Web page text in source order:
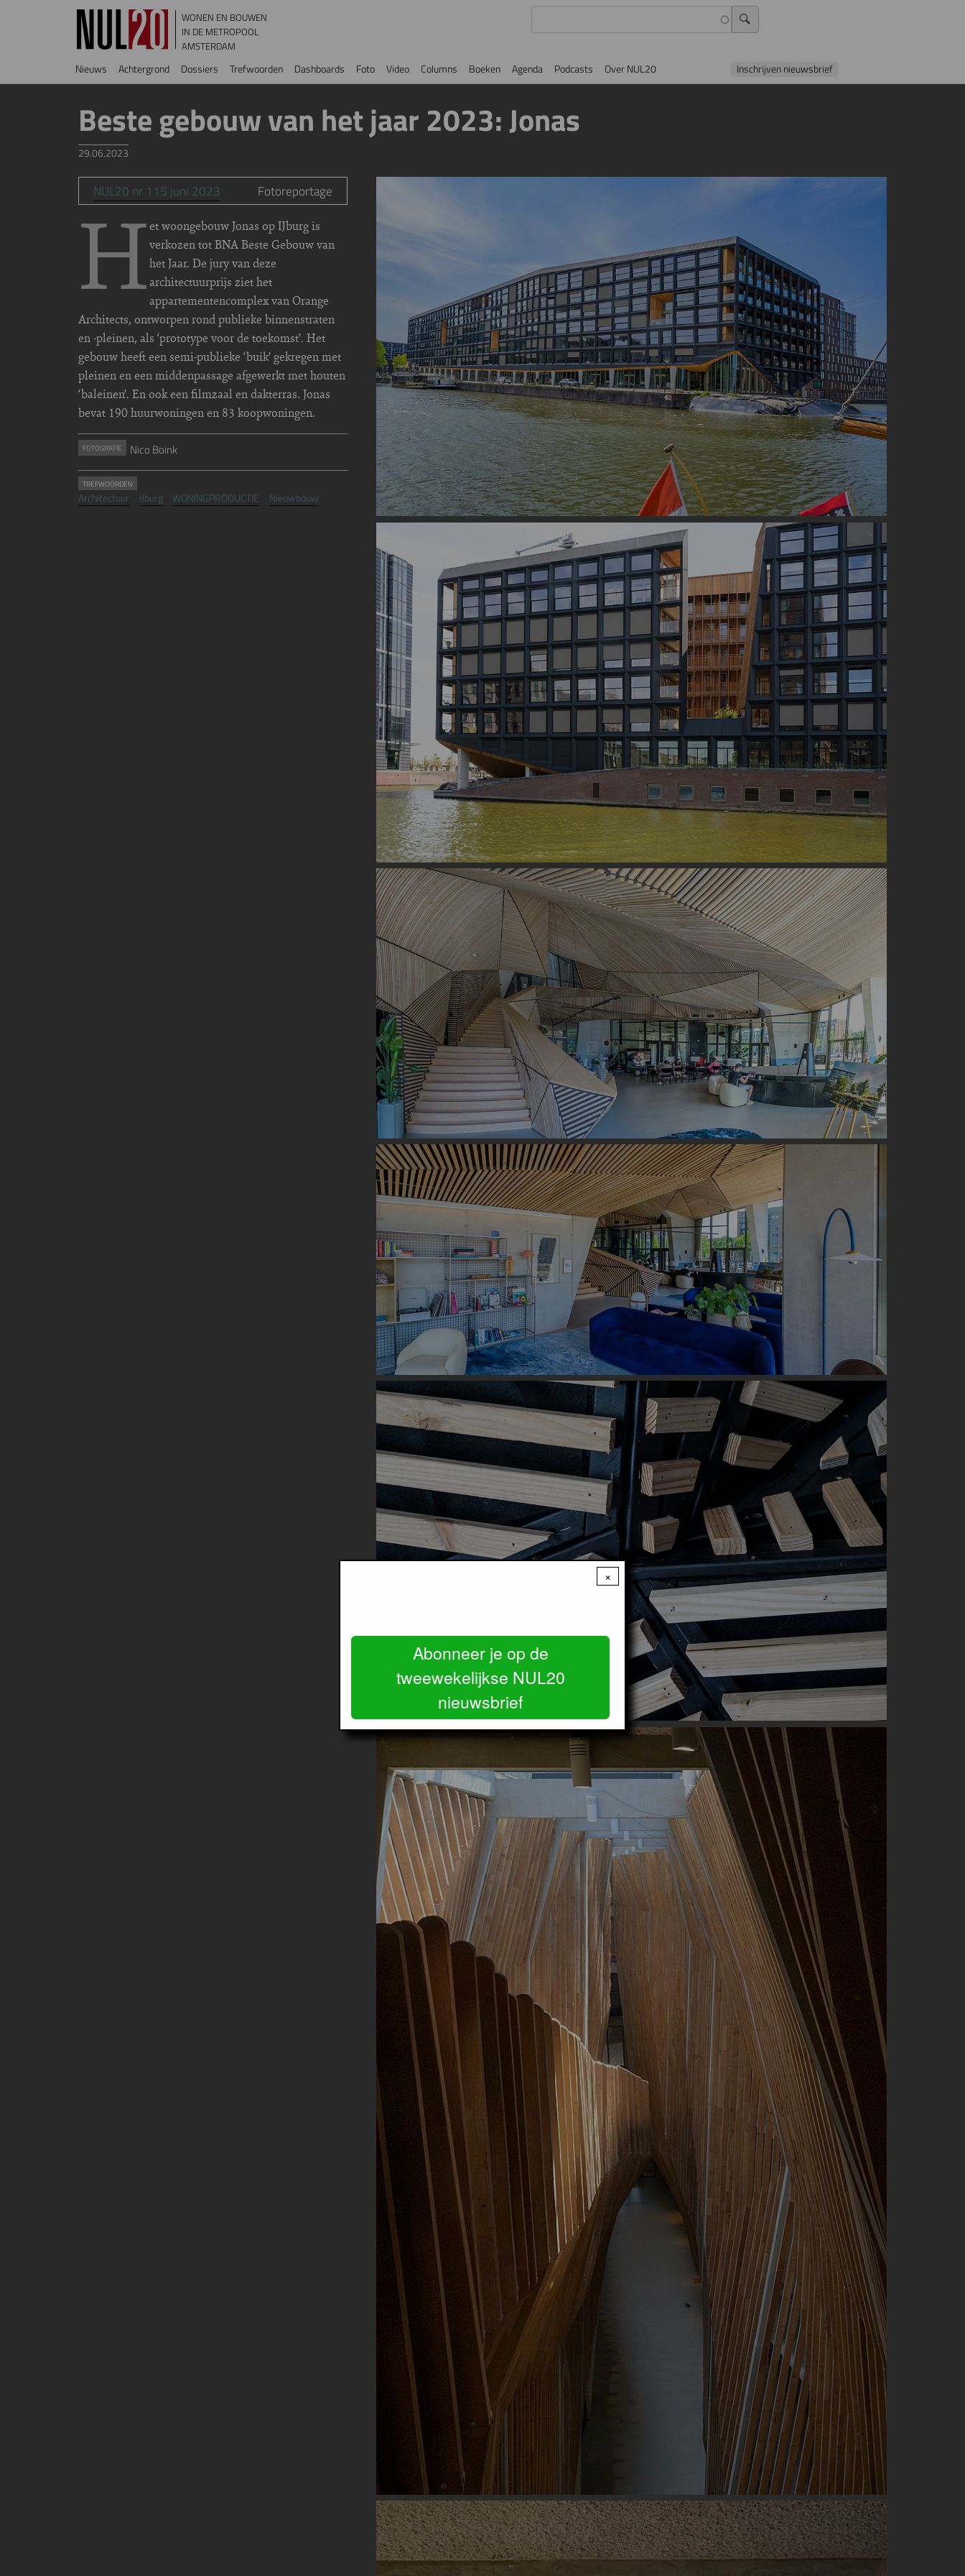
Overslaan en naar de inhoud gaan
WONEN EN BOUWEN
IN DE METROPOOL
AMSTERDAM
Hoofdnavigatie
Nieuws Achtergrond Dossiers Trefwoorden Dashboards Foto Video Columns Boeken Agenda Podcasts Over NUL20 Inschrijven nieuwsbrief
Beste gebouw van het jaar 2023: Jonas
29.06.2023
NUL20 nr 115 juni 2023 Fotoreportage
Het woongebouw Jonas op IJburg is
verkozen tot BNA Beste Gebouw van
het Jaar. De jury van deze
architectuurprijs ziet het
appartementencomplex van Orange
Architects, ontworpen rond publieke binnenstraten
en -pleinen, als ‘prototype voor de toekomst’. Het
gebouw heeft een semi-publieke ‘buik’ gekregen met
pleinen en een middenpassage afgewerkt met houten
‘baleinen’. En ook een filmzaal en dakterras. Jonas
bevat 190 huurwoningen en 83 koopwoningen.
FOTOGRAFIE Nico Boink
TREFWOORDEN
Architectuur IJburg WONINGPRODUCTIE Nieuwbouw
Image
Image
Image
Image
Image
×
Abonneer je op de
tweewekelijkse NUL20
nieuwsbrief